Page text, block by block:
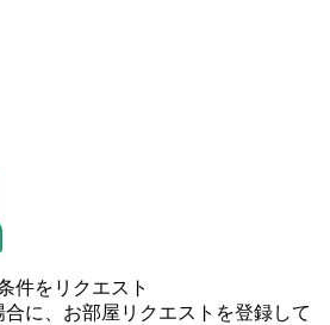
件をリクエスト
に、お部屋リクエストを登録して